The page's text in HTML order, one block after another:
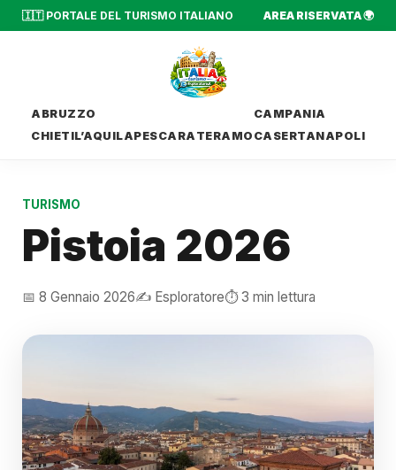
🇮🇹 PORTALE DEL TURISMO ITALIANO AREA RISERVATA 🌍
ABRUZZO
CHIETIL’AQUILAPESCARA TERAMO
CAMPANIA
CASERTANAPOLI
TURISMO
Pistoia 2026
📅 8 Gennaio 2026✍️ Esploratore⏱️ 3 min lettura